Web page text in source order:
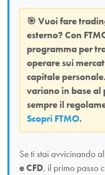
🎯 Vuoi fare
esterno? Con
programma per
operare sui
capitale
variano in base
sempre il
Scopri FTMO.
Se ti stai avvicinando al
e CFD, il primo passo